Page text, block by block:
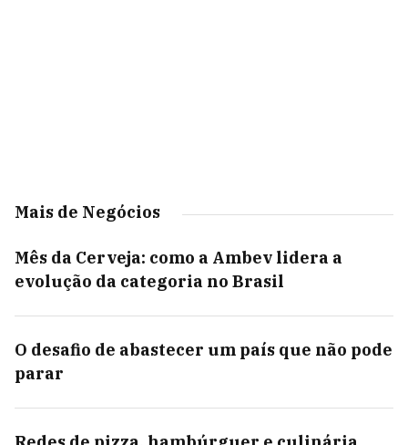
Mais de Negócios
Mês da Cerveja: como a Ambev lidera a
evolução da categoria no Brasil
O desafio de abastecer um país que não pode
parar